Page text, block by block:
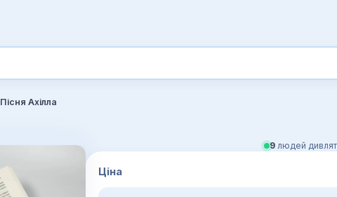
Пісня Ахілла
9 людей
Ціна